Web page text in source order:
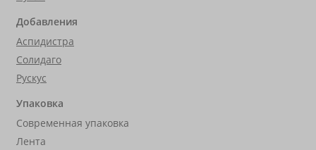
Добавления
Аспидистра
Солидаго
Рускус
Упаковка
Современная упаковка
Лента